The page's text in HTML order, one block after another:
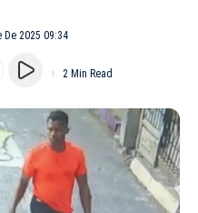
2025 09:34
2 Min Read